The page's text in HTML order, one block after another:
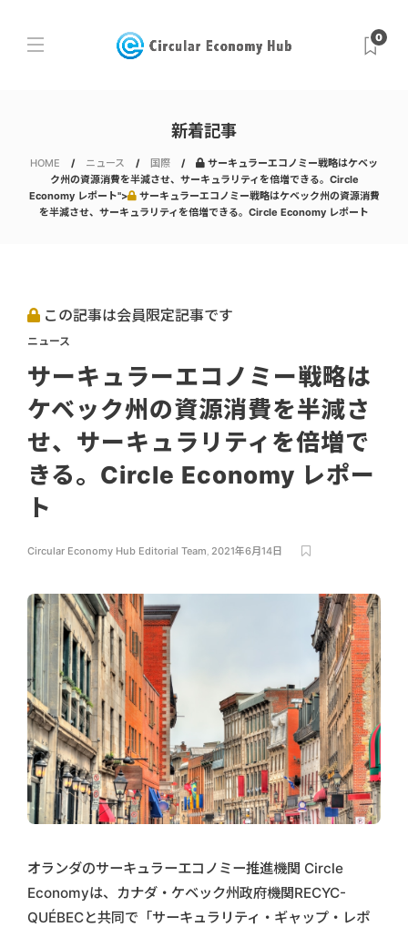
0
新着記事
HOME ニュース 国際
サーキュラーエコノミー戦略はケベッ
ク州の資源消費を半減させ、サーキュラリティを倍増できる。Circle
Economy レポート">
サーキュラーエコノミー戦略はケベック州の資源消費
を半減させ、サーキュラリティを倍増できる。Circle Economy レポート
この記事は会員限定記事です
ニュース
サーキュラーエコノミー戦略は
ケベック州の資源消費を半減さ
せ、サーキュラリティを倍増で
きる。Circle Economy レポー
ト
Circular Economy Hub Editorial Team, 2021年6月14日
オランダのサーキュラーエコノミー推進機関 Circle
Economyは、カナダ・ケベック州政府機関RECYC-
QUÉBECと共同で「サーキュラリティ・ギャップ・レポ